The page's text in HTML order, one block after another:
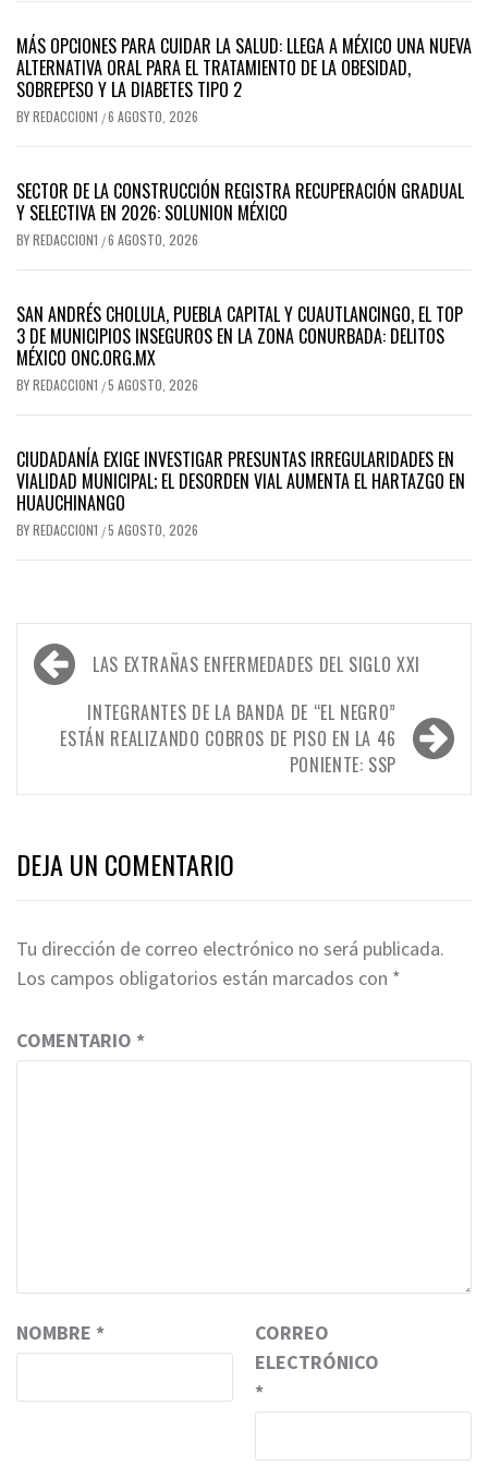
MÁS OPCIONES PARA CUIDAR LA SALUD: LLEGA A MÉXICO UNA NUEVA
ALTERNATIVA ORAL PARA EL TRATAMIENTO DE LA OBESIDAD,
SOBREPESO Y LA DIABETES TIPO 2
BYREDACCION1 /6 AGOSTO, 2026
SECTOR DE LA CONSTRUCCIÓN REGISTRA RECUPERACIÓN GRADUAL
Y SELECTIVA EN 2026: SOLUNION MÉXICO
BYREDACCION1 /6 AGOSTO, 2026
SAN ANDRÉS CHOLULA, PUEBLA CAPITAL Y CUAUTLANCINGO, EL TOP
3 DE MUNICIPIOS INSEGUROS EN LA ZONA CONURBADA: DELITOS
MÉXICO ONC.ORG.MX
BYREDACCION1 /5 AGOSTO, 2026
CIUDADANÍA EXIGE INVESTIGAR PRESUNTAS IRREGULARIDADES EN
VIALIDAD MUNICIPAL; EL DESORDEN VIAL AUMENTA EL HARTAZGO EN
HUAUCHINANGO
BYREDACCION1 /5 AGOSTO, 2026
Navegación
de
entradas
LAS EXTRAÑAS ENFERMEDADES DEL SIGLO XXI
INTEGRANTES DE LA BANDA DE “EL NEGRO”
ESTÁN REALIZANDO COBROS DE PISO EN LA 46
PONIENTE: SSP
DEJA UN COMENTARIO
Tu dirección de correo electrónico no será publicada.
Los campos obligatorios están marcados con *
COMENTARIO *
NOMBRE *
CORREO
ELECTRÓNICO
*